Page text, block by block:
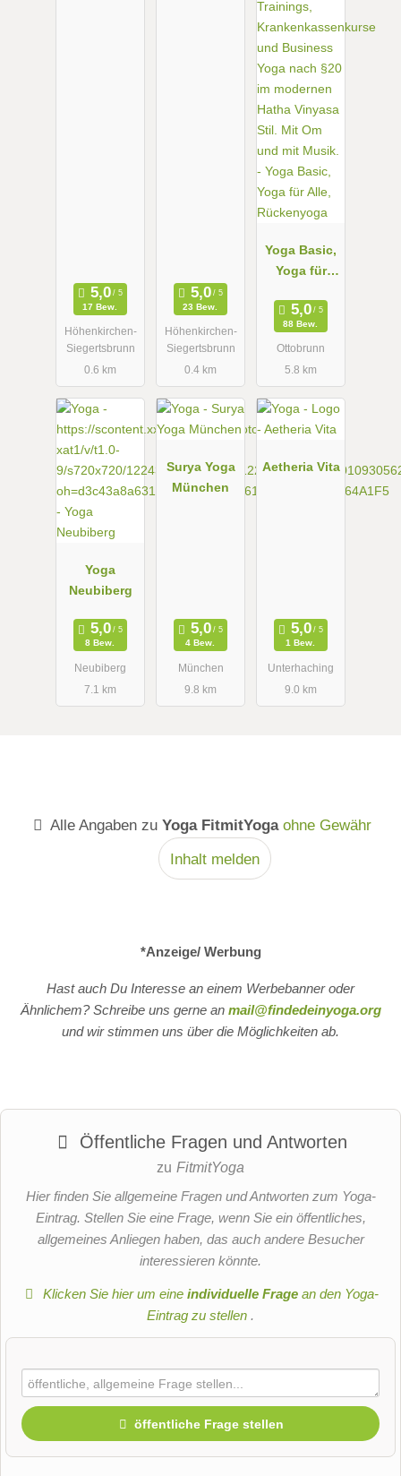
17 Bew.
Höhenkirchen-
Siegertsbrunn
0.6 km
23 Bew.
Höhenkirchen-
Siegertsbrunn
0.4 km
Yoga Basic,
Yoga für
Rückenyoga
88 Bew.
Ottobrunn
5.8 km
Yoga
Neubiberg
8 Bew.
Neubiberg
7.1 km
Surya Yoga
München
4 Bew.
München
9.8 km
Aetheria Vita
1 Bew.
Unterhaching
9.0 km
Alle Angaben zuYoga FitmitYoga ohne Gewähr
Inhalt melden
*Anzeige/ Werbung
Hast auch Du Interesse an einem Werbebanner oder
Ähnlichem? Schreibe uns gerne an mail@findedeinyoga.org
und wir stimmen uns über die Möglichkeiten ab.
Öffentliche Fragen und Antworten
zu FitmitYoga
Hier finden Sie allgemeine Fragen und Antworten zum Yoga-
Eintrag. Stellen Sie eine Frage, wenn Sie ein öffentliches,
allgemeines Anliegen haben, das auch andere Besucher
interessieren könnte.
Klicken Sie hier um eineindividuelle Frage an den Yoga-
Eintrag zu stellen .
öffentliche Frage stellen